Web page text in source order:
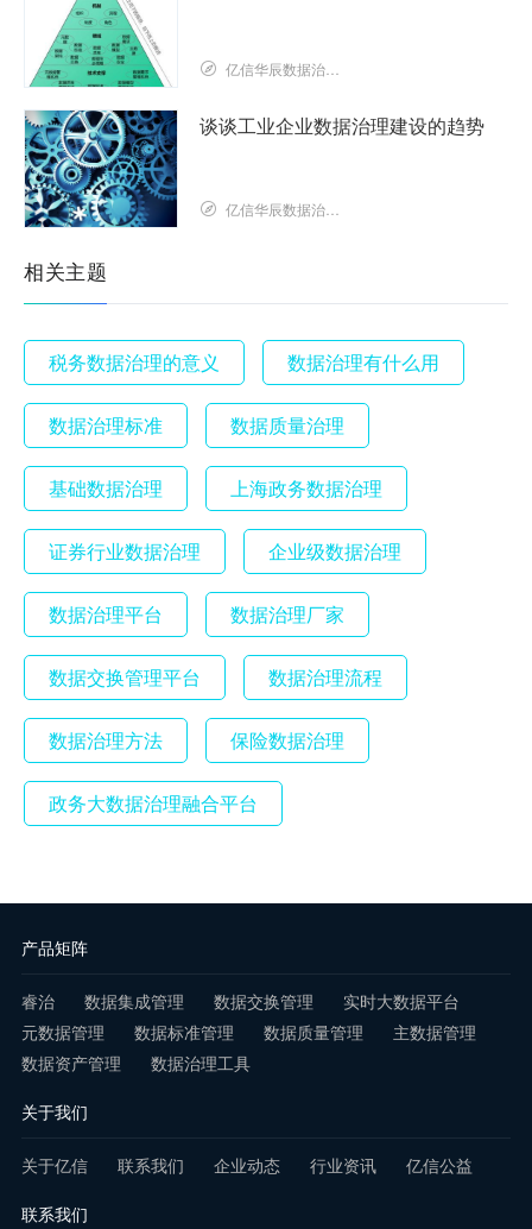
亿信华辰数据治理研究院
谈谈工业企业数据治理建设的趋势
亿信华辰数据治理研究院
相关主题
税务数据治理的意义 数据治理有什么用
数据治理标准 数据质量治理
基础数据治理 上海政务数据治理
证券行业数据治理 企业级数据治理
数据治理平台 数据治理厂家
数据交换管理平台 数据治理流程
数据治理方法 保险数据治理
政务大数据治理融合平台
产品矩阵
睿治 数据集成管理 数据交换管理
实时大数据平台
元数据管理
数据标准管理 数据质量管理
主数据管理
数据资产管理
数据治理工具
关于我们
关于亿信 联系我们 企业动态 行业资讯 亿信公益
联系我们